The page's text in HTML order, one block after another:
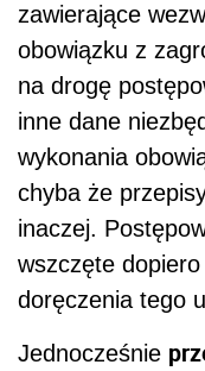
zawierające
obowiązku z
na drogę
inne dane
wykonania
chyba że
inaczej.
wszczęte
doręczenia tego
Jednocześnie